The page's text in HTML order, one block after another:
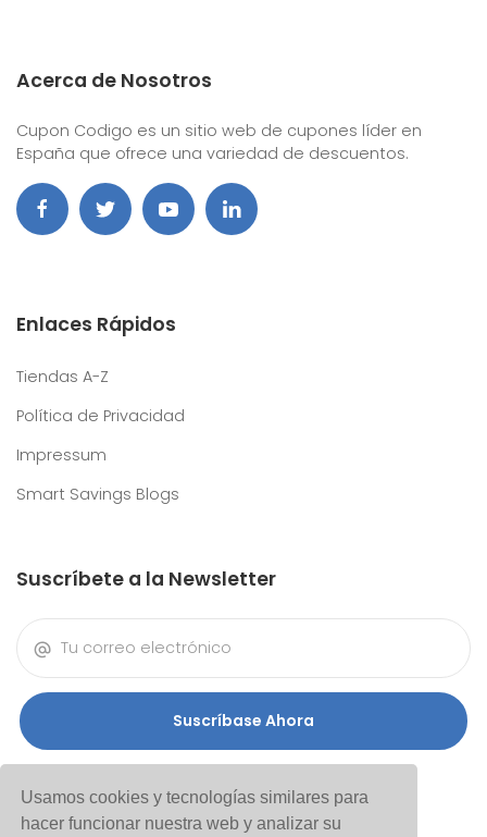
Usamos cookies y tecnologías similares para
hacer funcionar nuestra web y analizar su
Acerca de Nosotros
Cupon Codigo es un sitio web de cupones líder en
España que ofrece una variedad de descuentos.
Enlaces Rápidos
Tiendas A-Z
Política de Privacidad
Impressum
Smart Savings Blogs
Suscríbete a la Newsletter
Suscríbase Ahora